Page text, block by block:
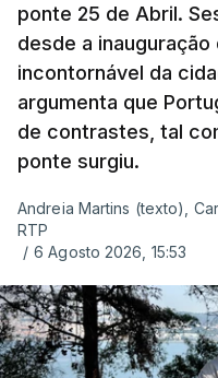
ponte 25 de Abril.
desde a
incontornável da
argumenta que
de contrastes, tal
ponte surgiu.
Andreia Martins (texto),
RTP
/ 6 Agosto 2026, 15:53